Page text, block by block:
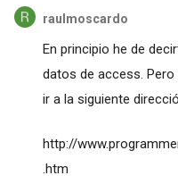
raulmoscardo
En principio he de
datos de access.
ir a la siguiente
http://
.htm